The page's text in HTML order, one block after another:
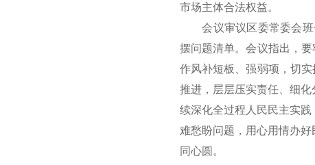
市场主体合法权益。
会议审议区委常委会班
摆问题清单。会议指出，
作风补短板、强弱项，切
推进，层层压实责任、细
续深化全过程人民民主实
难愁盼问题，用心用情办
同心圆。